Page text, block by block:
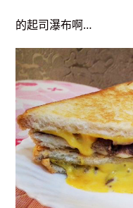
的起司瀑布啊…